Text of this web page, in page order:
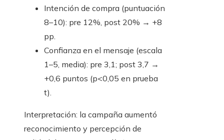
Intención de compra (puntuación
8–10): pre 12%, post 20% → +8
pp.
Confianza en el mensaje (escala
1–5, media): pre 3,1; post 3,7 →
+0,6 puntos (p<0,05 en prueba
t).
Interpretación: la campaña aumentó
reconocimiento y percepción de